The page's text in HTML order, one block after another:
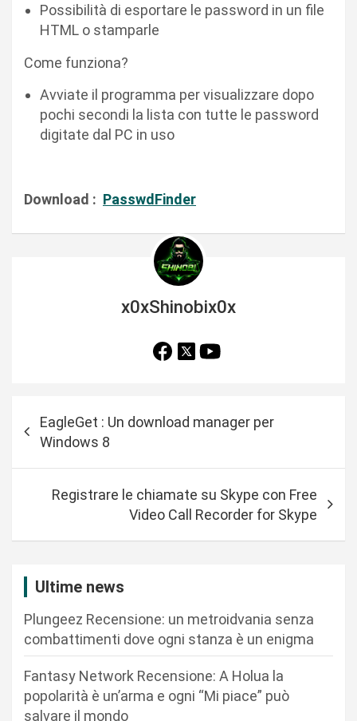
Possibilità di esportare le password in un file
HTML o stamparle
Come funziona?
Avviate il programma per visualizzare dopo
pochi secondi la lista con tutte le password
digitate dal PC in uso
Download : PasswdFinder
x0xShinobix0x
a
EagleGet : Un download manager per
Windows 8
Registrare le chiamate su Skype con Free
Video Call Recorder for Skype
Ultime news
Plungeez Recensione: un metroidvania senza
combattimenti dove ogni stanza è un enigma
Fantasy Network Recensione: A Holua la
popolarità è un’arma e ogni “Mi piace” può
salvare il mondo